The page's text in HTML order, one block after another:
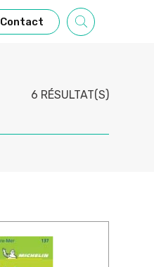
Contact
6 RÉSULTAT(S)